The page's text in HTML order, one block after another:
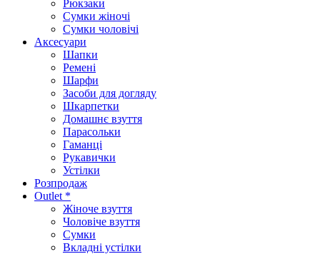
Рюкзаки
Сумки жіночі
Сумки чоловічі
Аксеcуари
Шапки
Ремені
Шарфи
Засоби для догляду
Шкарпетки
Домашнє взуття
Парасольки
Гаманці
Рукавички
Устілки
Розпродаж
Outlet *
Жіноче взуття
Чоловіче взуття
Сумки
Вкладні устілки